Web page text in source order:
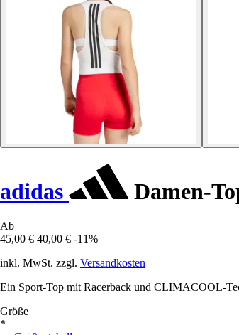
adidas Damen-
Ab
45,00 € 40,00 € -11%
inkl. MwSt. zzgl. Versandkosten
Ein Sport-Top mit Racerback und CLIMACOOL-
Größe
*